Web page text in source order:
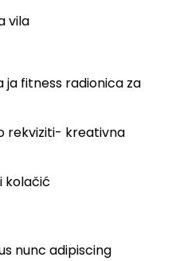
vila
ja fitness radionica za
rekviziti- kreativna
kolačić
nunc adipiscing